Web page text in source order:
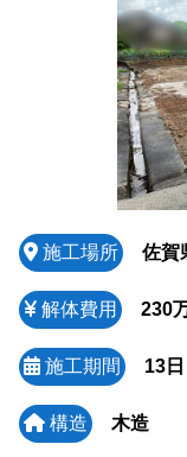
施工場所 佐賀
解体費用 230
施工期間 13日
構造 木造